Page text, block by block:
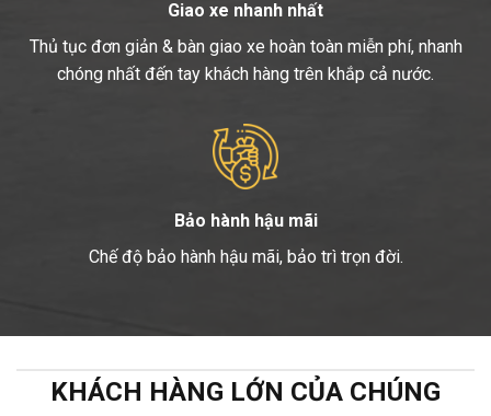
Giao xe nhanh nhất
Thủ tục đơn giản & bàn giao xe hoàn toàn miễn phí, nhanh
chóng nhất đến tay khách hàng trên khắp cả nước.
Bảo hành hậu mãi
Chế độ bảo hành hậu mãi, bảo trì trọn đời.
KHÁCH HÀNG LỚN CỦA CHÚNG